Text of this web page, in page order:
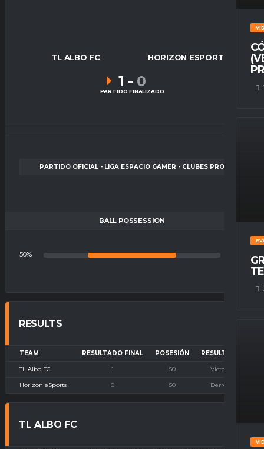
TL ALBO FC HORIZON ESPORTS
1 - 0
PARTIDO FINALIZADO
PARTIDO OFICIAL - LIGA ESPACIO GAMER - CLUBES PRO
BALL POSSESSION
50%
RESULTS
TEAM RESULTADO FINAL POSESIÓN RESULTADO
TL Albo FC 1 50 Victoria
Horizon eSports 0 50 Derrota
TL ALBO FC